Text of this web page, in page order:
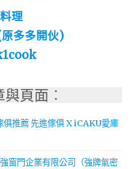
理
多多開伙)
頁面︰
俱推薦 先進傢俱 X iCAKU愛庫
窗門企業有限公司（強牌氣密